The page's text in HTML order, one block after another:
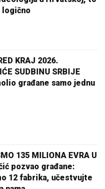
logično
KRAJ 2026.
SUDBINU SRBIJE
građane samo jednu
135 MILIONA EVRA U
pozvao građane:
12 fabrika, učestvujte